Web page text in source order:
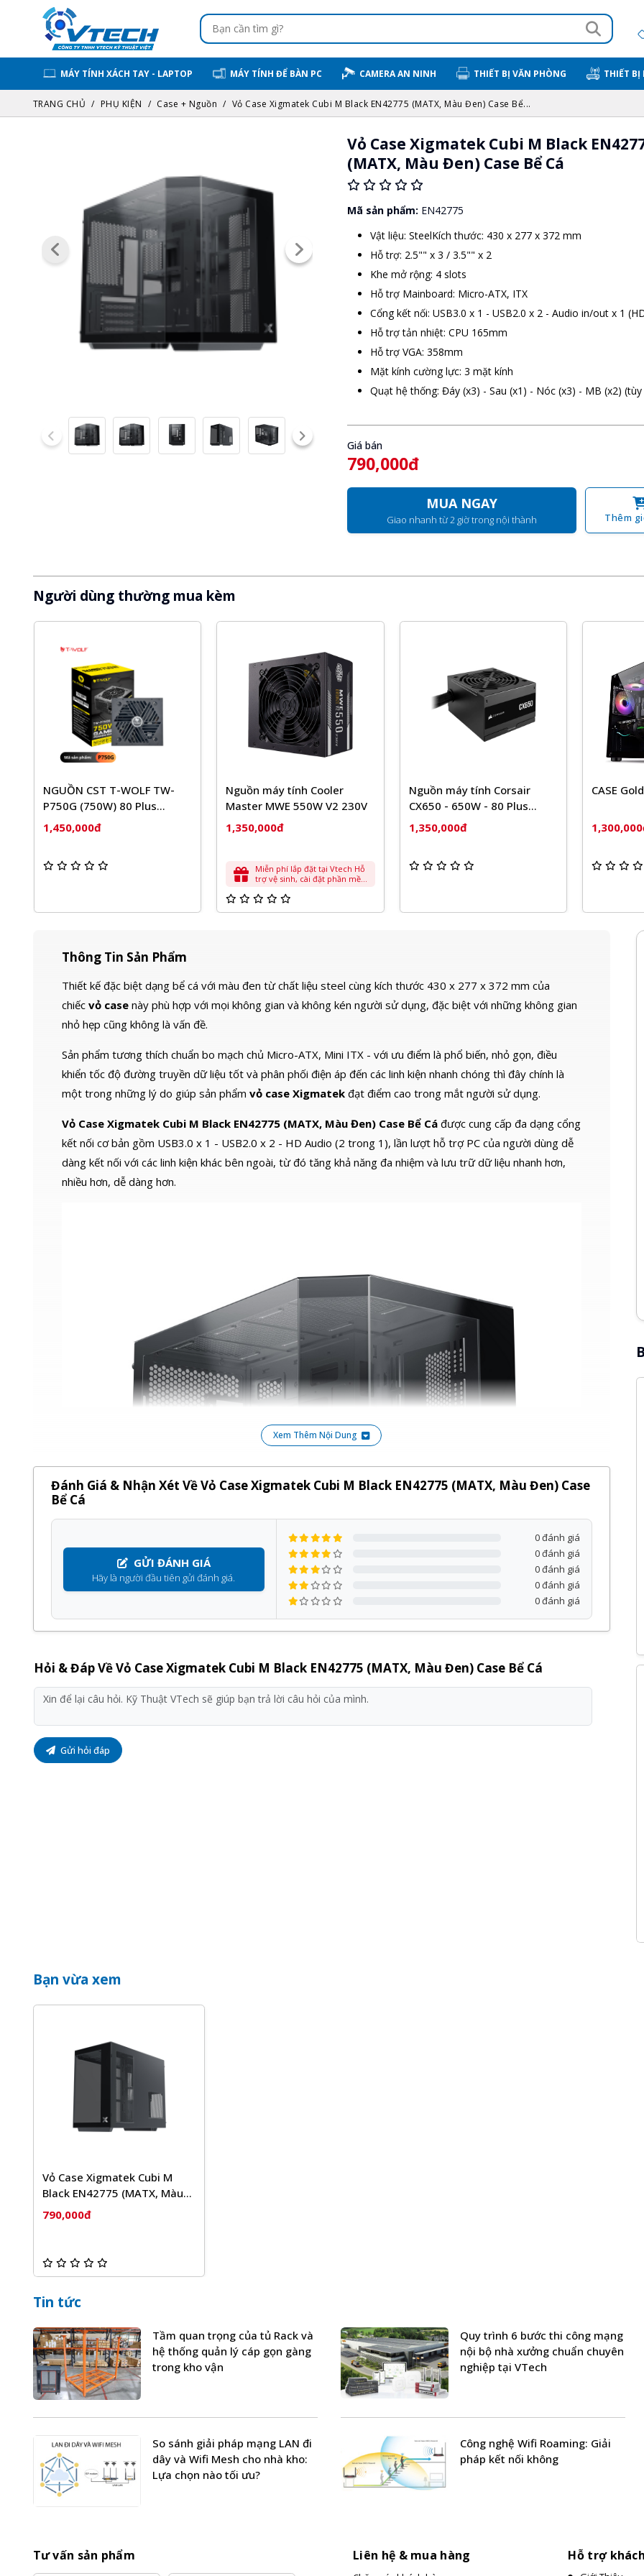
MÁY TÍNH XÁCH TAY - LAPTOP MÁY TÍNH ĐỂ BÀN PC CAMERA AN NINH THIẾT BỊ VĂN PHÒNG THIẾT BỊ
TRANG CHỦ PHỤ KIỆN Case + Nguồn Vỏ Case Xigmatek Cubi M Black EN42775 (MATX, Màu Đen) Case Bể...
Vỏ Case Xigmatek Cubi M Black
(MATX, Màu Đen) Case Bể Cá
Mã sản phẩm: EN42775
Vật liệu: SteelKích thước: 430 x 277 x 372 mm
Hỗ trợ: 2.5"" x 3 / 3.5"" x 2
Khe mở rộng: 4 slots
Hỗ trợ Mainboard: Micro-ATX, ITX
Cổng kết nối: USB3.0 x 1 - USB2.0 x 2 - Audio in/out x 1
Hỗ trợ tản nhiệt: CPU 165mm
Hỗ trợ VGA: 358mm
Mặt kính cường lực: 3 mặt kính
Quạt hệ thống: Đáy (x3) - Sau (x1) - Nóc (x3) - MB (x2) (tùy
Giá bán
790,000đ
MUA NGAY
Giao nhanh từ 2 giờ trong nội thành Thêm
Người dùng thường mua kèm
NGUỒN CST T-WOLF TW-
P750G (750W) 80 Plus
Bronze
1,450,000đ
Nguồn máy tính Cooler
Master MWE 550W V2 230V
1,350,000đ
Miễn phí lắp đặt tại Vtech Hỗ
trợ vệ sinh, cài đặt phần mềm
Nguồn máy tính Corsair
CX650 - 650W - 80 Plus
Bronze
1,350,000đ
CASE
Thông Tin Sản Phẩm
Thiết kế đặc biệt dạng bể cá với màu đen từ chất liệu steel cùng kích thước 430 x 277 x 372 mm của
chiếc vỏ casenày phù hợp với mọi không gian và không kén người sử dụng, đặc biệt với những không gian
nhỏ hẹp cũng không là vấn đề.
Sản phẩm tương thích chuẩn bo mạch chủ Micro-ATX, Mini ITX - với ưu điểm là phổ biến, nhỏ gọn, điều
khiển tốc độ đường truyền dữ liệu tốt và phân phối điện áp đến các linh kiện nhanh chóng thì đây chính là
một trong những lý do giúp sản phẩm vỏ case Xigmatekđạt điểm cao trong mắt người sử dụng.
Vỏ Case Xigmatek Cubi M Black EN42775 (MATX, Màu Đen) Case Bể Cá được cung cấp đa dạng cổng
kết nối cơ bản gồm USB3.0 x 1 - USB2.0 x 2 - HD Audio (2 trong 1), lần lượt hỗ trợ PC của người dùng dễ
dàng kết nối với các linh kiện khác bên ngoài, từ đó tăng khả năng đa nhiệm và lưu trữ dữ liệu nhanh hơn,
nhiều hơn, dễ dàng hơn.
Xem Thêm Nội Dung
Đánh Giá & Nhận Xét Về Vỏ Case Xigmatek Cubi M Black EN42775 (MATX, Màu Đen) Case
Bể Cá
GỬI ĐÁNH GIÁ
Hãy là người đầu tiên gửi đánh giá.
0 đánh giá
0 đánh giá
0 đánh giá
0 đánh giá
0 đánh giá
Hỏi & Đáp Về Vỏ Case Xigmatek Cubi M Black EN42775 (MATX, Màu Đen) Case Bể Cá
Gửi hỏi đáp
Bạn vừa xem
Vỏ Case Xigmatek Cubi M
Black EN42775 (MATX, Màu
Đen) Case Bể Cá
790,000đ
Tin tức
Tầm quan trọng của tủ Rack và
hệ thống quản lý cáp gọn gàng
trong kho vận
Quy trình 6 bước thi công mạng
nội bộ nhà xưởng chuẩn chuyên
nghiệp tại VTech
So sánh giải pháp mạng LAN đi
dây và Wifi Mesh cho nhà kho:
Lựa chọn nào tối ưu?
Công nghệ Wifi Roaming: Giải
pháp kết nối không
Tư vấn sản phẩm Liên hệ & mua hàng Hỗ trợ